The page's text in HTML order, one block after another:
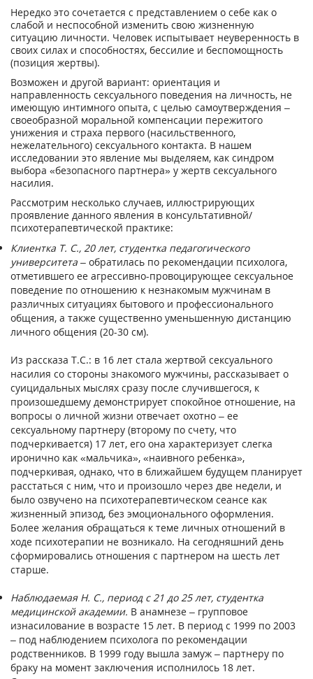
Нередко это сочетается с представлением о себе как о
слабой и неспособной изменить свою жизненную
ситуацию личности. Человек испытывает неуверенность в
своих силах и способностях, бессилие и беспомощность
(позиция жертвы).
Возможен и другой вариант: ориентация и
направленность сексуального поведения на личность, не
имеющую интимного опыта, с целью самоутверждения –
своеобразной моральной компенсации пережитого
унижения и страха первого (насильственного,
нежелательного) сексуального контакта. В нашем
исследовании это явление мы выделяем, как синдром
выбора «безопасного партнера» у жертв сексуального
насилия.
Рассмотрим несколько случаев, иллюстрирующих
проявление данного явления в консультативной/
психотерапевтической практике:
Клиентка Т. С., 20 лет, студентка педагогического
университета – обратилась по рекомендации психолога,
отметившего ее агрессивно-провоцирующее сексуальное
поведение по отношению к незнакомым мужчинам в
различных ситуациях бытового и профессионального
общения, а также существенно уменьшенную дистанцию
личного общения (20-30 см).
Из рассказа Т.С.: в 16 лет стала жертвой сексуального
насилия со стороны знакомого мужчины, рассказывает о
суицидальных мыслях сразу после случившегося, к
произошедшему демонстрирует спокойное отношение, на
вопросы о личной жизни отвечает охотно – ее
сексуальному партнеру (второму по счету, что
подчеркивается) 17 лет, его она характеризует слегка
иронично как «мальчика», «наивного ребенка»,
подчеркивая, однако, что в ближайшем будущем планирует
расстаться с ним, что и произошло через две недели, и
было озвучено на психотерапевтическом сеансе как
жизненный эпизод, без эмоционального оформления.
Более желания обращаться к теме личных отношений в
ходе психотерапии не возникало. На сегодняшний день
сформировались отношения с партнером на шесть лет
старше.
Наблюдаемая Н. С., период с 21 до 25 лет, студентка
медицинской академии. В анамнезе – групповое
изнасилование в возрасте 15 лет. В период с 1999 по 2003
– под наблюдением психолога по рекомендации
родственников. В 1999 году вышла замуж – партнеру по
браку на момент заключения исполнилось 18 лет.